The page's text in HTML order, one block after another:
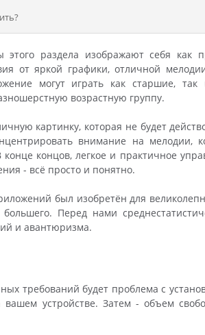
раздела изображают себя как
от яркой графики, отличной
могут играть как старшие,
возрастную группу.
картинку, которая не будет
внимание на мелодии,
концов, легкое и практичное
- всё просто и понятно.
был изобретён для
Перед нами
и авантюризма.
требований будет проблема с
устройстве. Затем - объем